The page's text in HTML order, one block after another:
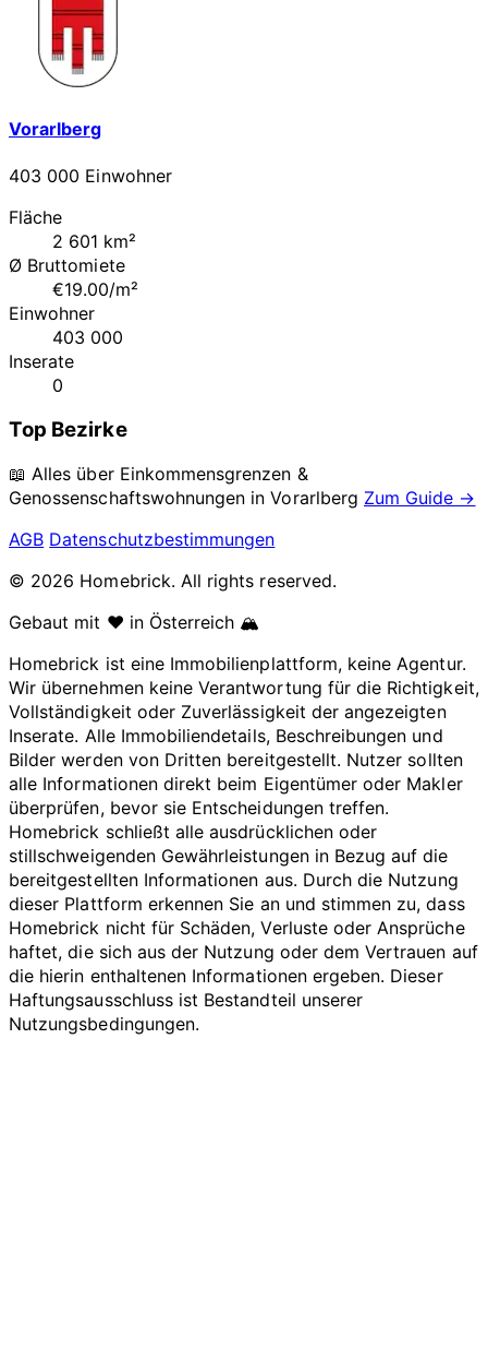
Vorarlberg
403 000 Einwohner
Fläche
2 601 km²
Ø Bruttomiete
€19.00/m²
Einwohner
403 000
Inserate
0
Top Bezirke
📖 Alles über Einkommensgrenzen &
Genossenschaftswohnungen inVorarlberg Zum Guide →
AGB Datenschutzbestimmungen
© 2026 Homebrick. All rights reserved.
Gebaut mit ❤️ in Österreich 🏔️
Homebrick ist eine Immobilienplattform, keine Agentur.
Wir übernehmen keine Verantwortung für die Richtigkeit,
Vollständigkeit oder Zuverlässigkeit der angezeigten
Inserate. Alle Immobiliendetails, Beschreibungen und
Bilder werden von Dritten bereitgestellt. Nutzer sollten
alle Informationen direkt beim Eigentümer oder Makler
überprüfen, bevor sie Entscheidungen treffen.
Homebrick schließt alle ausdrücklichen oder
stillschweigenden Gewährleistungen in Bezug auf die
bereitgestellten Informationen aus. Durch die Nutzung
dieser Plattform erkennen Sie an und stimmen zu, dass
Homebrick nicht für Schäden, Verluste oder Ansprüche
haftet, die sich aus der Nutzung oder dem Vertrauen auf
die hierin enthaltenen Informationen ergeben. Dieser
Haftungsausschluss ist Bestandteil unserer
Nutzungsbedingungen.